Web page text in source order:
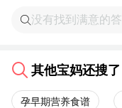
其他宝妈还搜了
孕早期营养食谱